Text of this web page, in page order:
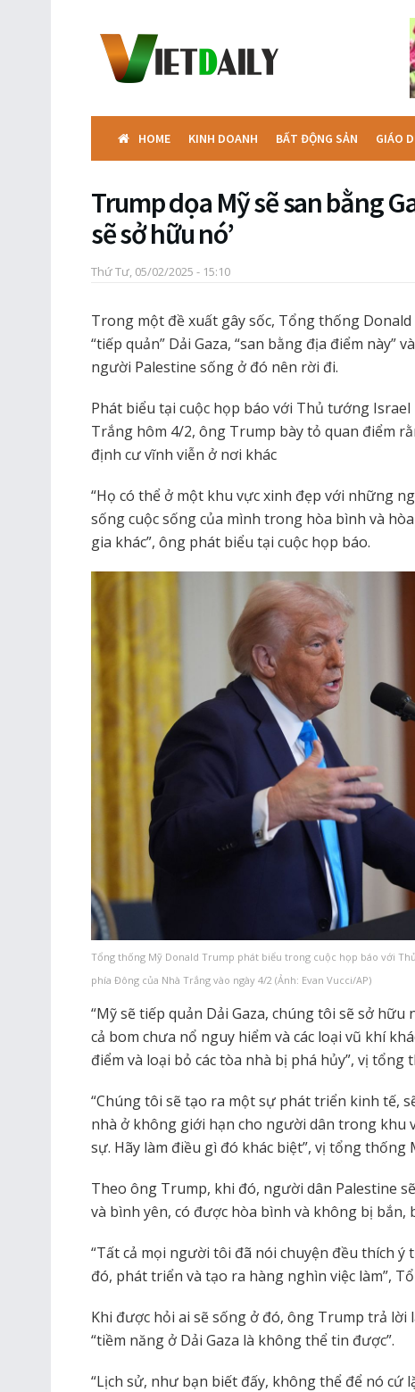
HOME KINH DOANH BẤT ĐỘNG SẢN GIÁO
Trump dọa Mỹ sẽ san bằng
sẽ sở hữu nó’
Thứ Tư, 05/02/2025 - 15:10
Trong một đề xuất gây sốc, Tổng thống
“tiếp quản” Dải Gaza, “san bằng địa điểm này”
người Palestine sống ở đó nên rời đi.
Phát biểu tại cuộc họp báo với Thủ tướng
Trắng hôm 4/2, ông Trump bày tỏ quan điểm
định cư vĩnh viễn ở nơi khác
“Họ có thể ở một khu vực xinh đẹp với những
sống cuộc sống của mình trong hòa bình và
gia khác”, ông phát biểu tại cuộc họp báo.
Tổng thống Mỹ Donald Trump phát biểu trong cuộc họp báo với
phía Đông của Nhà Trắng vào ngày 4/2 (Ảnh: Evan Vucci/AP)
“Mỹ sẽ tiếp quản Dải Gaza, chúng tôi sẽ sở
cả bom chưa nổ nguy hiểm và các loại vũ khí
điểm và loại bỏ các tòa nhà bị phá hủy”, vị
“Chúng tôi sẽ tạo ra một sự phát triển kinh tế,
nhà ở không giới hạn cho người dân trong khu
sự. Hãy làm điều gì đó khác biệt”, vị tổng thống
Theo ông Trump, khi đó, người dân Palestine
và bình yên, có được hòa bình và không bị bắn,
“Tất cả mọi người tôi đã nói chuyện đều thích
đó, phát triển và tạo ra hàng nghìn việc làm”,
Khi được hỏi ai sẽ sống ở đó, ông Trump trả lời
“tiềm năng ở Dải Gaza là không thể tin được”.
“Lịch sử, như bạn biết đấy, không thể để nó cứ